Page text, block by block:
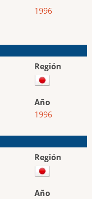
1996
Región
Año
1996
Región
Año